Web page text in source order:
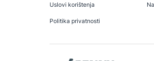
Uslovi korištenja
Politika privatnosti